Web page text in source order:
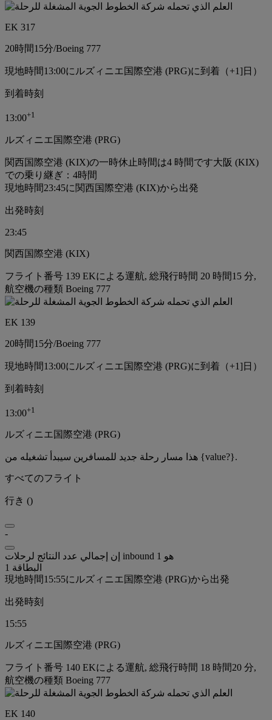
EK 317
20時間15分/Boeing 777
現地時間13:00にルズィニエ国際空港 (PRG)に到着（+1]日）
到着時刻
13:00+1
ルズィニエ国際空港 (PRG)
関西国際空港 (KIX)の一時休止時間は4 時間です大阪 (KIX)
での乗り継ぎ：4時間
現地時間23:45に関西国際空港 (KIX)から出発
出発時刻
23:45
関西国際空港 (KIX)
フライト番号 139 EKによる運航, 総飛行時間 20 時間15 分,
航空機の種類 Boeing 777
EK 139
20時間15分/Boeing 777
現地時間13:00にルズィニエ国際空港 (PRG)に到着（+1]日）
到着時刻
13:00+1
ルズィニエ国際空港 (PRG)
هذا مسار رحلة جديد للمسافرين سيبدأ تشغيله من {value?}.
すべてのフライト
行き ()
-
إن إجمالي عدد النتائج لرحلات inbound هو 1
البطاقة 1
現地時間15:55にルズィニエ国際空港 (PRG)から出発
出発時刻
15:55
ルズィニエ国際空港 (PRG)
フライト番号 140 EKによる運航, 総飛行時間 18 時間20 分,
航空機の種類 Boeing 777
EK 140